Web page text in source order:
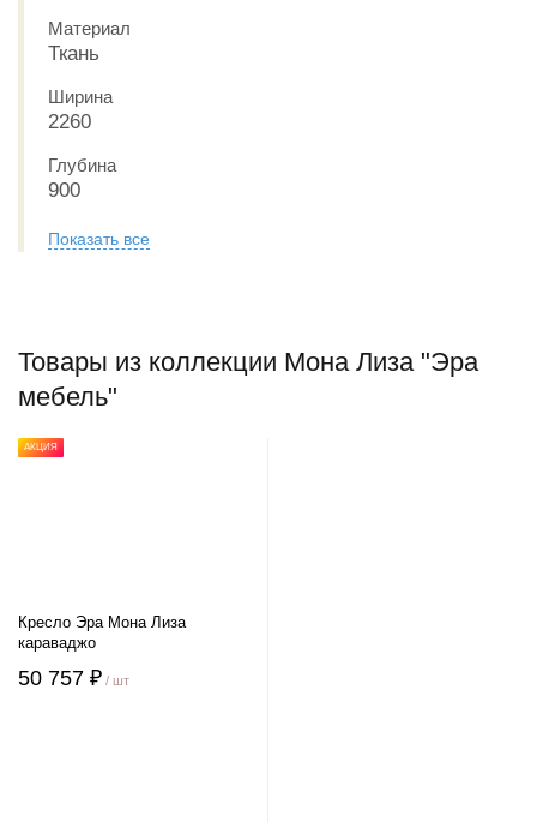
Материал
Ткань
Ширина
2260
Глубина
900
Показать все
Товары из коллекции Мона Лиза "Эра
мебель"
АКЦИЯ
Кресло Эра Мона Лиза
караваджо
50 757 ₽ / шт